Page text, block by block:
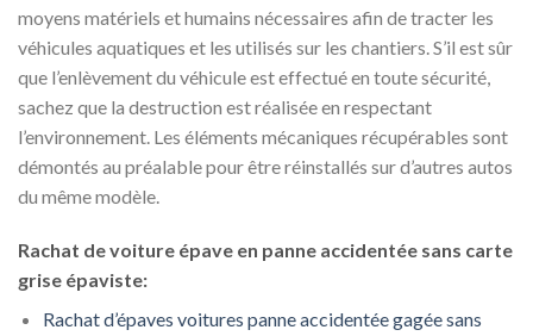
moyens matériels et humains nécessaires afin de tracter les
véhicules aquatiques et les utilisés sur les chantiers. S’il est sûr
que l’enlèvement du véhicule est effectué en toute sécurité,
sachez que la destruction est réalisée en respectant
l’environnement. Les éléments mécaniques récupérables sont
démontés au préalable pour être réinstallés sur d’autres autos
du même modèle.
Rachat de voiture épave en panne accidentée sans carte
grise épaviste:
Rachat d’épaves voitures panne accidentée gagée sans